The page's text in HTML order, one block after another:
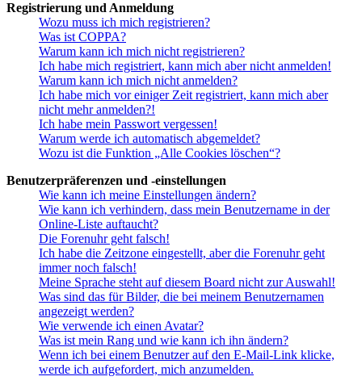
Registrierung und Anmeldung
Wozu muss ich mich registrieren?
Was ist COPPA?
Warum kann ich mich nicht registrieren?
Ich habe mich registriert, kann mich aber nicht anmelden!
Warum kann ich mich nicht anmelden?
Ich habe mich vor einiger Zeit registriert, kann mich aber
nicht mehr anmelden?!
Ich habe mein Passwort vergessen!
Warum werde ich automatisch abgemeldet?
Wozu ist die Funktion „Alle Cookies löschen“?
Benutzerpräferenzen und -einstellungen
Wie kann ich meine Einstellungen ändern?
Wie kann ich verhindern, dass mein Benutzername in der
Online-Liste auftaucht?
Die Forenuhr geht falsch!
Ich habe die Zeitzone eingestellt, aber die Forenuhr geht
immer noch falsch!
Meine Sprache steht auf diesem Board nicht zur Auswahl!
Was sind das für Bilder, die bei meinem Benutzernamen
angezeigt werden?
Wie verwende ich einen Avatar?
Was ist mein Rang und wie kann ich ihn ändern?
Wenn ich bei einem Benutzer auf den E-Mail-Link klicke,
werde ich aufgefordert, mich anzumelden.